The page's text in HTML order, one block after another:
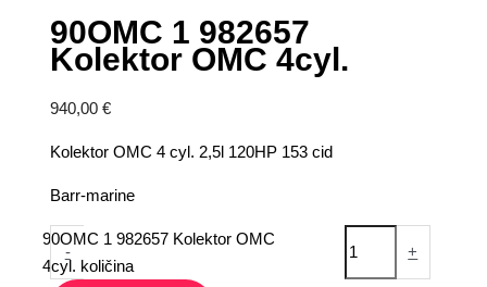
90OMC 1 982657
Kolektor OMC 4cyl.
940,00€
Kolektor OMC 4 cyl. 2,5l 120HP 153 cid
Barr-marine
-
90OMC 1 982657 Kolektor OMC
4cyl. količina
+